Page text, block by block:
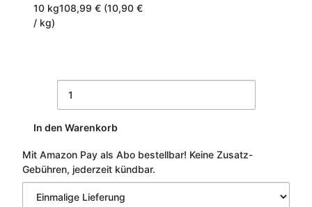
10 kg108,99 € (10,90 €
/ kg)
In den Warenkorb
Mit Amazon Pay als Abo bestellbar! Keine Zusatz-
Gebühren, jederzeit kündbar.